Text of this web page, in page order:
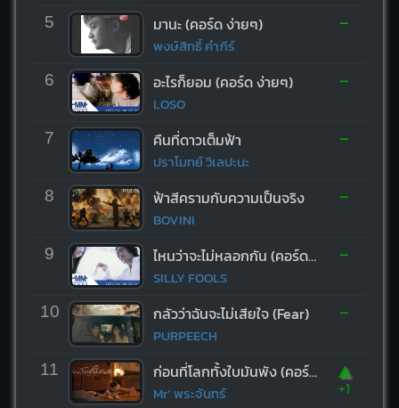
5 มานะ (คอร์ด ง่ายๆ)
พงษ์สิทธิ์ คำภีร์
-
6 อะไรก็ยอม (คอร์ด ง่ายๆ)
LOSO
-
7 คืนที่ดาวเต็มฟ้า
ปราโมทย์ วิเลปะนะ
-
8 ฟ้าสีครามกับความเป็นจริง
BOVINI
-
9 ไหนว่าจะไม่หลอกกัน (คอร์ด ง่ายๆ)
SILLY FOOLS
-
10 กลัวว่าฉันจะไม่เสียใจ (Fear)
PURPEECH
-
11 ก่อนที่โลกทั้งใบมันพัง (คอร์ด ง่ายๆ)
Mr’ พระจันทร์
▲
+1